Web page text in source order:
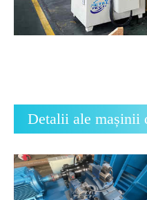
Detalii ale mașinii